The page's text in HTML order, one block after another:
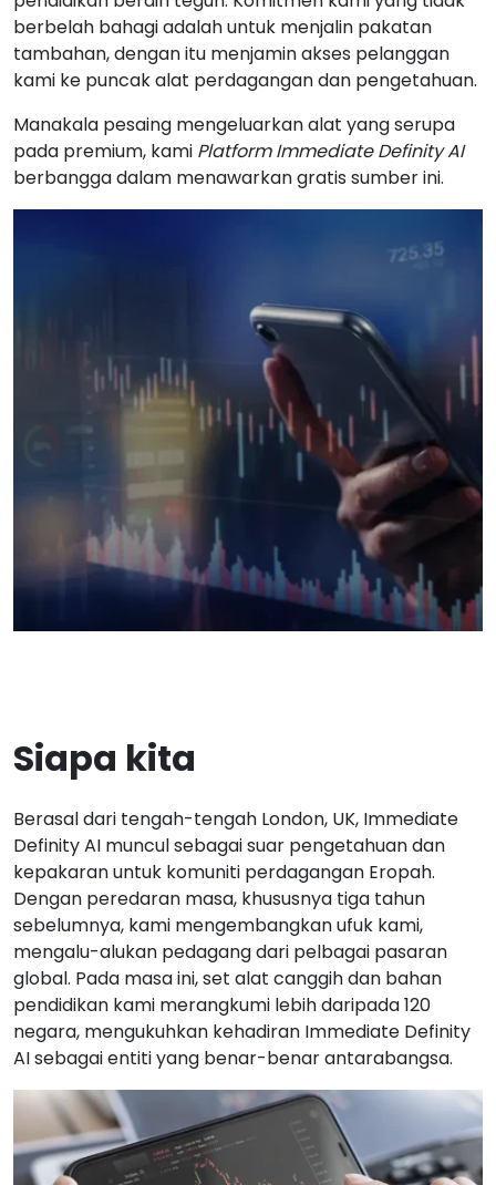
berbelah bahagi adalah untuk menjalin pakatan
tambahan, dengan itu menjamin akses pelanggan
kami ke puncak alat perdagangan dan pengetahuan.
Manakala pesaing mengeluarkan alat yang serupa
pada premium, kami Platform Immediate Definity AI
berbangga dalam menawarkan gratis sumber ini.
Siapa kita
Berasal dari tengah-tengah London, UK, Immediate
Definity AI muncul sebagai suar pengetahuan dan
kepakaran untuk komuniti perdagangan Eropah.
Dengan peredaran masa, khususnya tiga tahun
sebelumnya, kami mengembangkan ufuk kami,
mengalu-alukan pedagang dari pelbagai pasaran
global. Pada masa ini, set alat canggih dan bahan
pendidikan kami merangkumi lebih daripada 120
negara, mengukuhkan kehadiran Immediate Definity
AI sebagai entiti yang benar-benar antarabangsa.